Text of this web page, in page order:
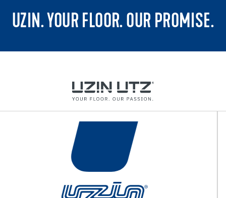
UZIN. YOUR FLOOR. OUR PROMISE.